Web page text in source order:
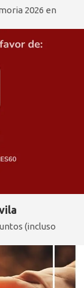
2026 en
(incluso